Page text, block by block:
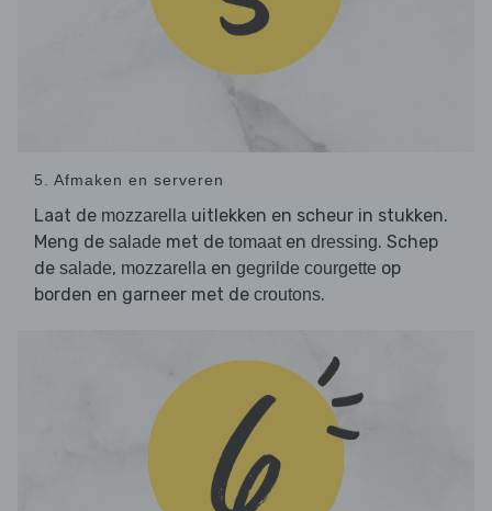
5. Afmaken en serveren
Laat de mozzarella uitlekken en scheur in stukken.
Meng de salade met de tomaaten dressing. Schep
de salade, mozzarella en gegrilde courgette op
borden en garneer met de croutons.